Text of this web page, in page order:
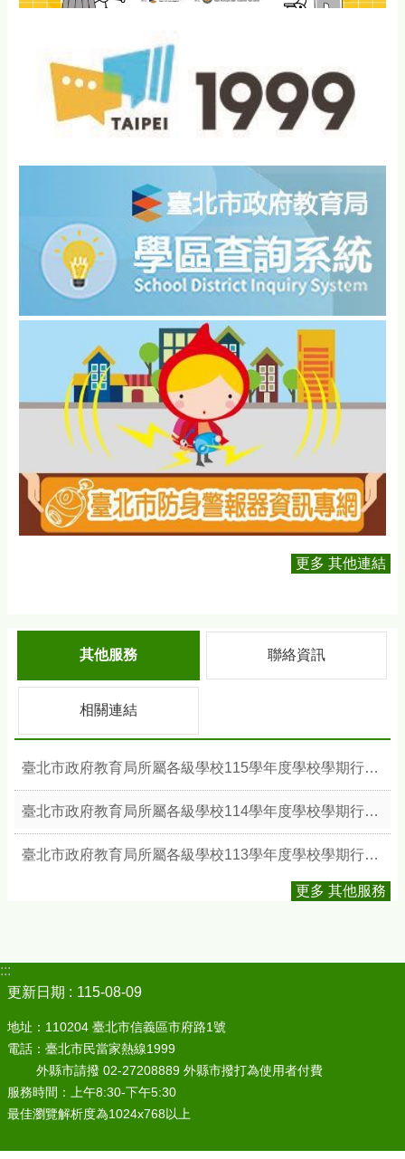
更多 其他連結
其他服務 聯絡資訊
相關連結
臺北市政府教育局所屬各級學校115學年度學校學期行事簡曆
臺北市政府教育局所屬各級學校114學年度學校學期行事簡曆
臺北市政府教育局所屬各級學校113學年度學校學期行事簡曆
更多 其他服務
:::
更新日期
115-08-09
地址：110204 臺北市信義區市府路1號
電話：臺北市民當家熱線1999
外縣市請撥 02-27208889 外縣市撥打為使用者付費
服務時間：上午8:30-下午5:30
最佳瀏覽解析度為1024x768以上